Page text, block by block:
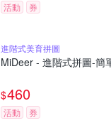
活動 券
進階式美育拼圖
MiDeer - 進階式拼圖-簡
$460
活動 券